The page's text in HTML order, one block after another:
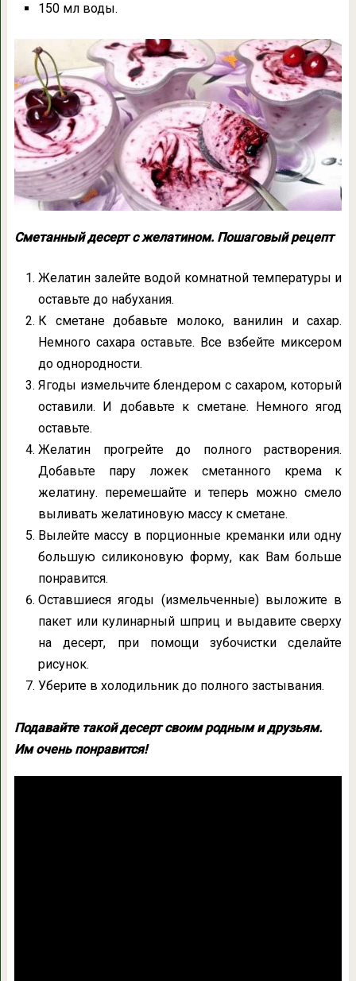
150 мл воды.
Сметанный десерт с желатином. Пошаговый рецепт
Желатин залейте водой комнатной температуры и
оставьте до набухания.
К сметане добавьте молоко, ванилин и сахар.
Немного сахара оставьте. Все взбейте миксером
до однородности.
Ягоды измельчите блендером с сахаром, который
оставили. И добавьте к сметане. Немного ягод
оставьте.
Желатин прогрейте до полного растворения.
Добавьте пару ложек сметанного крема к
желатину. перемешайте и теперь можно смело
выливать желатиновую массу к сметане.
Вылейте массу в порционные креманки или одну
большую силиконовую форму, как Вам больше
понравится.
Оставшиеся ягоды (измельченные) выложите в
пакет или кулинарный шприц и выдавите сверху
на десерт, при помощи зубочистки сделайте
рисунок.
Уберите в холодильник до полного застывания.
Подавайте такой десерт своим родным и друзьям.
Им очень понравится!